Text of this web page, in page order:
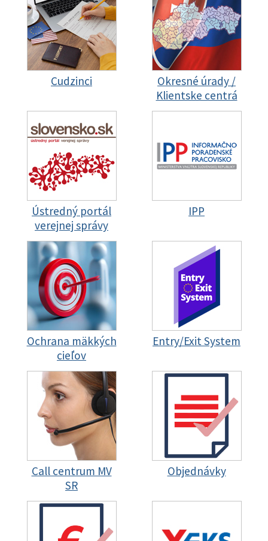
Cudzinci
Okresné úrady /
Klientske centrá
Ústredný portál
verejnej správy
IPP
Ochrana mäkkých
cieľov
Entry/Exit System
Call centrum MV
SR
Objednávky